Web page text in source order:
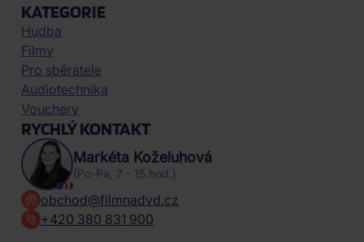
KATEGORIE
Hudba
Filmy
Pro sběratele
Audiotechnika
Vouchery
RYCHLÝ KONTAKT
Markéta Koželuhová
(Po-Pa, 7 - 15 hod.)
obchod@filmnadvd.cz
+420 380 831 900